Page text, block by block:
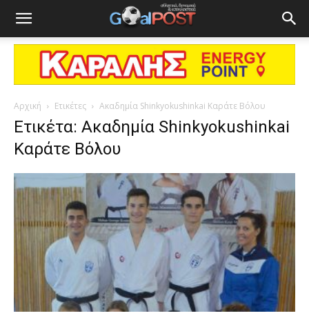
Αρχική Ετικέτες Ακαδημία Shinkyokushinkai Καράτε Βόλου
Ετικέτα: Ακαδημία Shinkyokushinkai
Καράτε Βόλου